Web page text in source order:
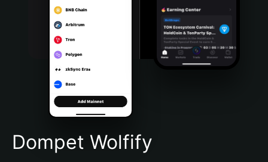
Português (Portugal)
Bahasa Indonesia
Português (Brasil)
Español (Argentina)
Dompet Wolfify